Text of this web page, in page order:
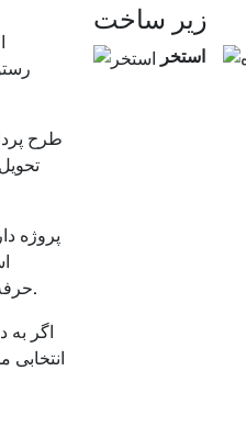
حرفه‌ای، مالکان می‌توانند از درآمد اجاره پایدار و افزایش ارزش سرمایه در بلندمدت بهره‌مند شوند.
اگر به
زير ساخت
استخر